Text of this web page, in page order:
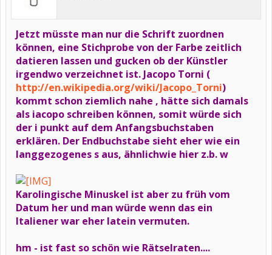
Jetzt müsste man nur die Schrift zuordnen
können, eine Stichprobe von der Farbe zeitlich
datieren lassen und gucken ob der Künstler
irgendwo verzeichnet ist. Jacopo Torni (
http://en.wikipedia.org/wiki/Jacopo_Torni)
kommt schon ziemlich nahe , hätte sich damals
als iacopo schreiben können, somit würde sich
der i punkt auf dem Anfangsbuchstaben
erklären. Der Endbuchstabe sieht eher wie ein
langgezogenes s aus, ähnlichwie hier z.b. w
Karolingische Minuskel ist aber zu früh vom
Datum her und man würde wenn das ein
Italiener war eher latein vermuten.
hm - ist fast so schön wie Rätselraten....